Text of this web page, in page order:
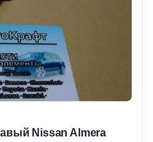
Nissan Almera